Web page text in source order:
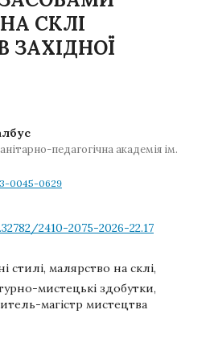
СКЛІ
ЗАХІДНОЇ
педагогічна академія ім.
0045-0629
2410-2075-2026-22.17
стилі, малярство на склі,
мистецькі здобутки,
магістр мистецтва